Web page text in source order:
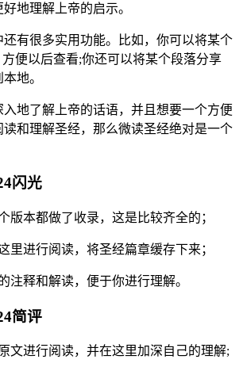
地理解上帝的启示。
还有很多实用功能。比如，你可以将某个
便以后查看;你还可以将某个段落分享
地。
地了解上帝的话语，并且想要一个方便
和理解圣经，那么微读圣经绝对是一个
闪光
版本都做了收录，这是比较齐全的；
里进行阅读，将圣经篇章缓存下来；
注释和解读，便于你进行理解。
简评
文进行阅读，并在这里加深自己的理解;